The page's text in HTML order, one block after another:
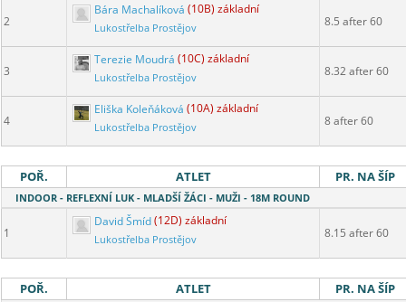
2
Bára Machalíková (10B) základní
Lukostřelba Prostějov 8.5 after 60
3
Terezie Moudrá (10C) základní
Lukostřelba Prostějov 8.32 after 60
4
Eliška Koleňáková (10A) základní
Lukostřelba Prostějov 8 after 60
POŘ. ATLET PR. NA ŠÍP
INDOOR - REFLEXNÍ LUK - MLADŠÍ ŽÁCI - MUŽI - 18M ROUND
1
David Šmíd(12D) základní
Lukostřelba Prostějov 8.15 after 60
POŘ. ATLET PR. NA ŠÍP